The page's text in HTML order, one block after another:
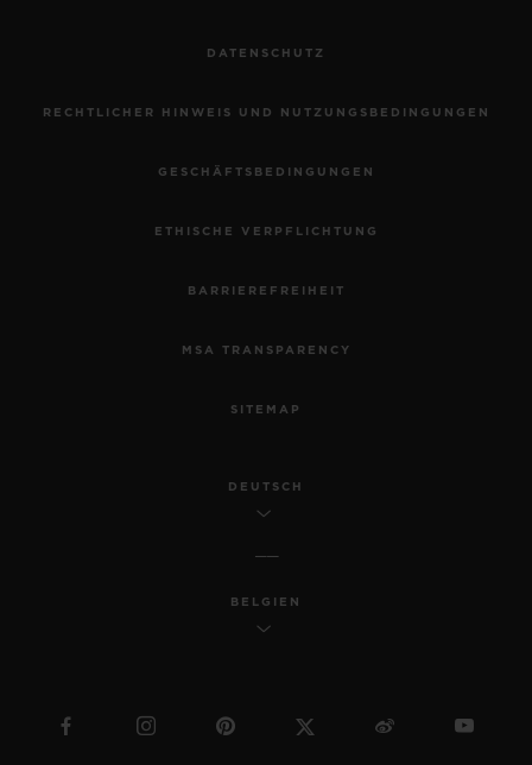
DATENSCHUTZ
RECHTLICHER HINWEIS UND NUTZUNGSBEDINGUNGEN
GESCHÄFTSBEDINGUNGEN
ETHISCHE VERPFLICHTUNG
BARRIEREFREIHEIT
MSA TRANSPARENCY
SITEMAP
DEUTSCH
BELGIEN